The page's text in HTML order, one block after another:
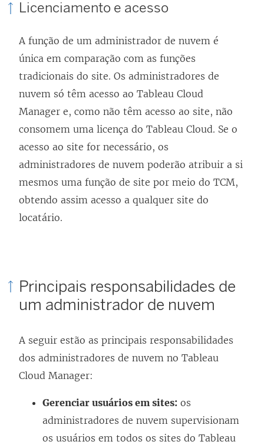
Licenciamento e acesso
A função de um administrador de nuvem é
única em comparação com as funções
tradicionais do site. Os administradores de
nuvem só têm acesso ao Tableau Cloud
Manager e, como não têm acesso ao site, não
consomem uma licença do Tableau Cloud. Se o
acesso ao site for necessário, os
administradores de nuvem poderão atribuir a si
mesmos uma função de site por meio do TCM,
obtendo assim acesso a qualquer site do
locatário.
Principais responsabilidades de
um administrador de nuvem
A seguir estão as principais responsabilidades
dos administradores de nuvem no Tableau
Cloud Manager:
Gerenciar usuários em sites: os
administradores de nuvem supervisionam
os usuários em todos os sites do Tableau